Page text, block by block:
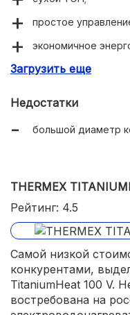
простое
экономичное
тихая работа.
Загрузить еще
Недостатки
большой диаметр
THERMEX
Рейтинг: 4.5
Самой низкой
конкурентами,
TitaniumHeat 100 V.
востребована на